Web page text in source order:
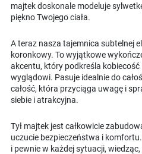
majtek doskonale modeluje
piękno Twojego ciała.
A teraz nasza tajemnica subtelnej
koronkowy. To wyjątkowe
akcentu, który podkreśla
wyglądowi. Pasuje idealnie do
całość, która przyciąga uwagę i
siebie i atrakcyjna.
Tył majtek jest całkowicie
uczucie bezpieczeństwa i
i pewnie w każdej sytuacji,